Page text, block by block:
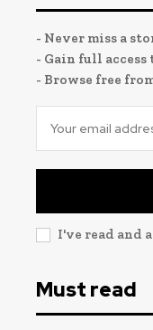
- Never miss a
- Gain full
- Browse free
I've read and
Must read